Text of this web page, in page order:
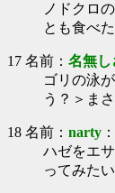
ノドクロ
とも食べ
17 名前： 名無し
ゴリの泳
う？＞ま
18 名前： narty
ハゼをエ
ってみた